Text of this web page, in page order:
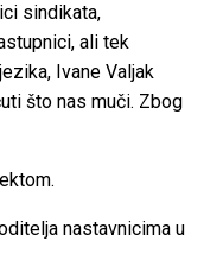
sindikata,
ali tek
Ivane Valjak
što nas muči. Zbog
nastavnicima u